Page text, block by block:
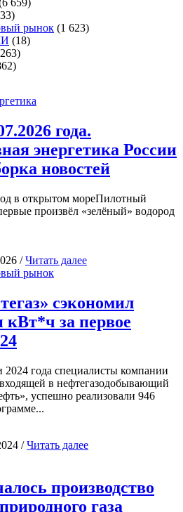
659)
рынок (1 623)
(18)
года.
энергетика России
новостей
в открытом мореПилотный
произвёл «зелёный» водород
/Читать далее
рынок
сэкономил
кВт*ч за первое
года специалисты компании
в нефтегазодобывающий
успешно реализовали 946
/Читать далее
производство
газа